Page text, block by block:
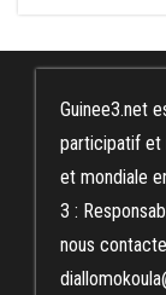
Guinee3.net
participatif et
et mondiale
3 :
nous